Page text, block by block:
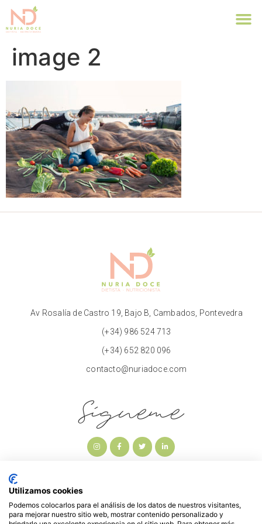
image 2
Av Rosalía de Castro 19, Bajo B, Cambados, Pontevedra
(+34) 986 524 713
(+34) 652 820 096
contacto@nuriadoce.com
Sígueme
Utilizamos cookies
Podemos colocarlos para el análisis de los datos de nuestros visitantes,
para mejorar nuestro sitio web, mostrar contenido personalizado y